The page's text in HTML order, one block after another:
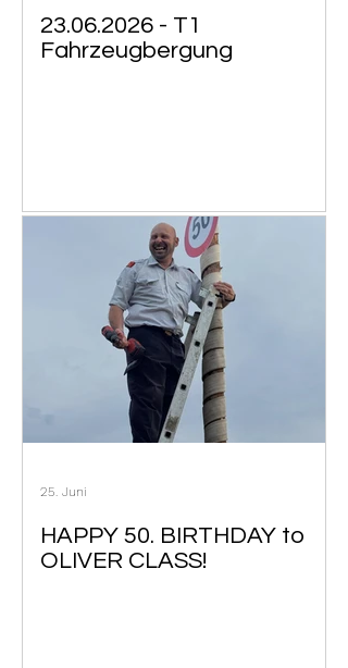
23.06.2026 - T1
Fahrzeugbergung
HAPPY 50. BIRTHDAY to
OLIVER CLASS!
25. Juni